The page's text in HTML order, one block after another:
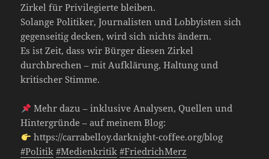
Zirkel für Privilegierte bleiben.
Solange Politiker, Journalisten und Lobbyisten sich
gegenseitig decken, wird sich nichts ändern.
Es ist Zeit, dass wir Bürger diesen Zirkel
durchbrechen – mit Aufklärung, Haltung und
kritischer Stimme.
Mehr dazu – inklusive Analysen, Quellen und
Hintergründe – auf meinem Blog:
https://carrabelloy.darknight-coffee.org/blog
#Politik #Medienkritik #FriedrichMerz